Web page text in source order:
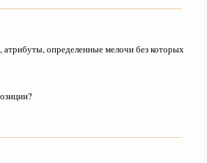
определенные мелочи без которых